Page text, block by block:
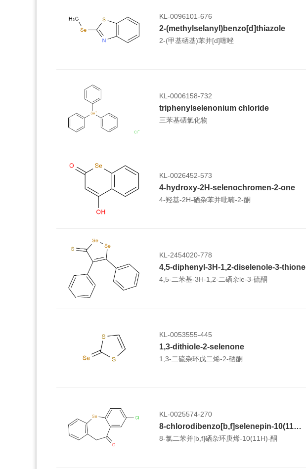
KL-0096101-676
2-(methylselanyl)benzo[d]thiazole
2-(甲基硒基)苯并[d]噻唑
KL-0006158-732
triphenylselenonium chloride
三苯基硒氯化物
KL-0026452-573
4-hydroxy-2H-selenochromen-2-one
4-羟基-2H-硒杂苯并吡喃-2-酮
KL-2454020-778
4,5-diphenyl-3H-1,2-diselenole-3-thione
4,5-二苯基-3H-1,2-二硒杂le-3-硫酮
KL-0053555-445
1,3-dithiole-2-selenone
1,3-二硫杂环戊二烯-2-硒酮
KL-0025574-270
8-chlorodibenzo[b,f]selenepin-10(11H)-one
8-氯二苯并[b,f]硒杂环庚烯-10(11H)-酮